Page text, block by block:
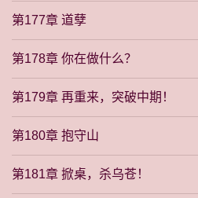
第177章 道孽
第178章 你在做什么？
第179章 再重来，突破中期！
第180章 抱守山
第181章 掀桌，杀乌苍！